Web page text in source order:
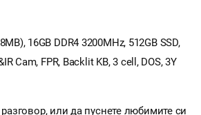
16GB DDR4 3200MHz, 512GB SSD,
Cam, FPR, Backlit KB, 3 cell, DOS, 3Y
или да пуснете любимите си